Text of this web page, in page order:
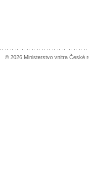
© 2026 Ministerstvo vnitra České